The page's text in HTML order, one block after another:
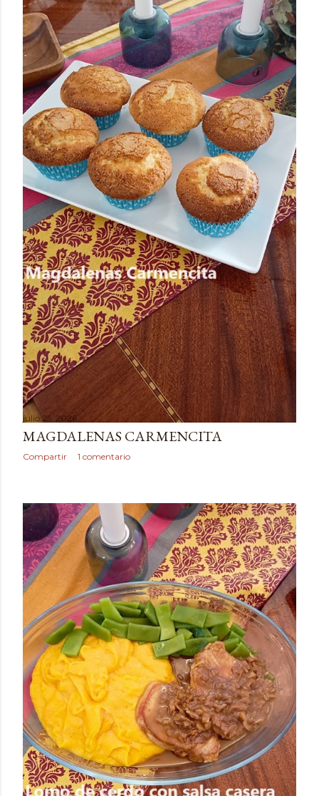
julio 25, 2026
MAGDALENAS CARMENCITA
Compartir 1 comentario